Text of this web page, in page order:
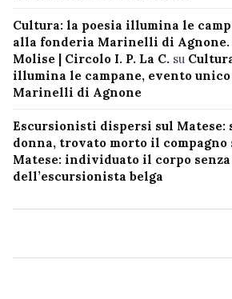
Cultura: la poesia illumina le
alla fonderia Marinelli di Agnone.
Molise | Circolo I. P. La C. su
illumina le campane, evento
Marinelli di Agnone
Escursionisti dispersi sul Matese:
donna, trovato morto il compagno
Matese: individuato il corpo
dell’escursionista belga